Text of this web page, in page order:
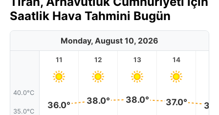
Saatlik Hava Tahmini Bugün
Monday, August 10, 2026
40.0°C
35.0°C
11
36.0°
12
38.0°
13
38.0°
14
37.0°